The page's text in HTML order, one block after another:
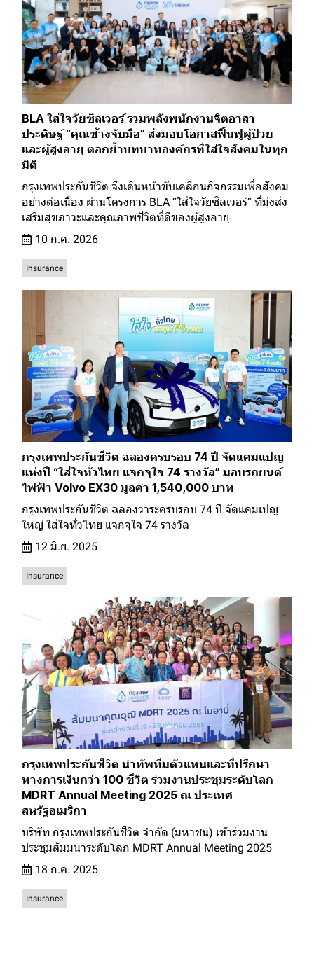
BLA ใส่ใจวัยซิลเวอร์ รวมพลังพนักงานจิตอาสา
ประดิษฐ์ “คุณช้างจับมือ” ส่งมอบโอกาสฟื้นฟูผู้ป่วย
และผู้สูงอายุ ตอกย้ำบทบาทองค์กรที่ใส่ใจสังคมในทุก
มิติ
กรุงเทพประกันชีวิต จึงเดินหน้าขับเคลื่อนกิจกรรมเพื่อสังคม
อย่างต่อเนื่อง ผ่านโครงการ BLA “ใส่ใจวัยซิลเวอร์” ที่มุ่งส่ง
เสริมสุขภาวะและคุณภาพชีวิตที่ดีของผู้สูงอายุ
10 ก.ค. 2026
Insurance
กรุงเทพประกันชีวิต ฉลองครบรอบ 74 ปี จัดแคมแปญ
แห่งปี “ใส่ใจทั่วไทย แจกจุใจ 74 รางวัล” มอบรถยนต์
ไฟฟ้า Volvo EX30 มูลค่า 1,540,000 บาท
กรุงเทพประกันชีวิต ฉลองวาระครบรอบ 74 ปี จัดแคมเปญ
ใหญ่ ใส่ใจทั่วไทย แจกจุใจ 74 รางวัล
12 มิ.ย. 2025
Insurance
กรุงเทพประกันชีวิต นำทัพทีมตัวแทนและที่ปรึกษา
ทางการเงินกว่า 100 ชีวิต ร่วมงานประชุมระดับโลก
MDRT Annual Meeting 2025 ณ ประเทศ
สหรัฐอเมริกา
บริษัท กรุงเทพประกันชีวิต จำกัด (มหาชน) เข้าร่วมงาน
ประชุมสัมมนาระดับโลก MDRT Annual Meeting 2025
18 ก.ค. 2025
Insurance